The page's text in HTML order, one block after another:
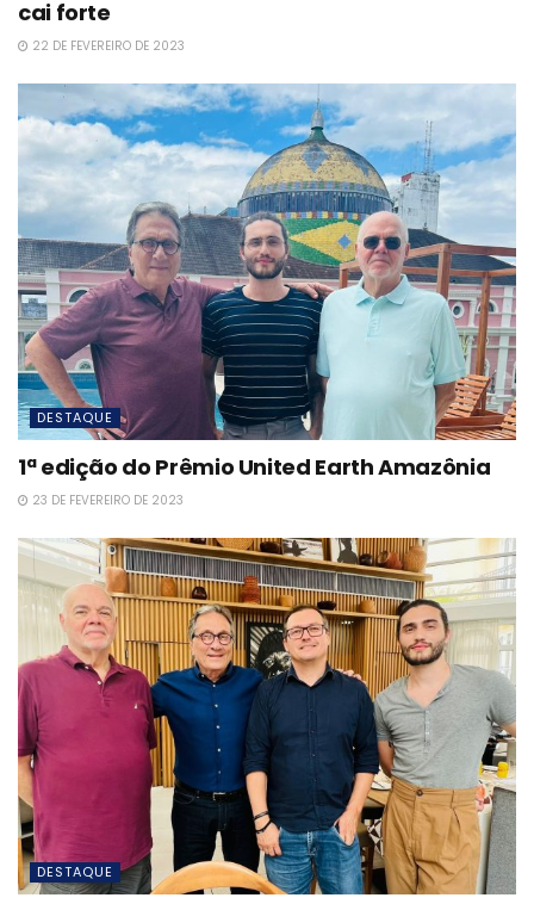
cai forte
22 DE FEVEREIRO DE 2023
DESTAQUE
1ª edição do Prêmio United Earth Amazônia
23 DE FEVEREIRO DE 2023
DESTAQUE